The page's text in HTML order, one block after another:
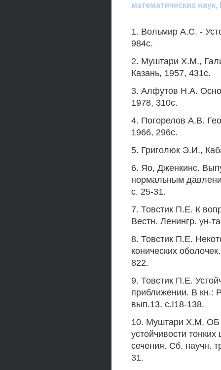
математических
1. Вольмир А.С. -
984с.
2. Муштари Х.М.,
Казань, 1957, 431с.
3. Алфутов Н.А.
1978, 310с.
4. Погорелов А.В.
1966, 296с.
5. Григолюк Э.И.,
6. Яо, Дженкинс.
нормальным
с. 25-31.
7. Товстик П.Е. К
Вестн. Ленингр. ун-
8. Товстик П.Е.
конических
822.
9. Товстик П.Е.
приближении. В кн.:
вып.13, с.I18-138.
10. Муштари Х.М. ОБ
устойчивости
сечения. Сб. научн.
31.